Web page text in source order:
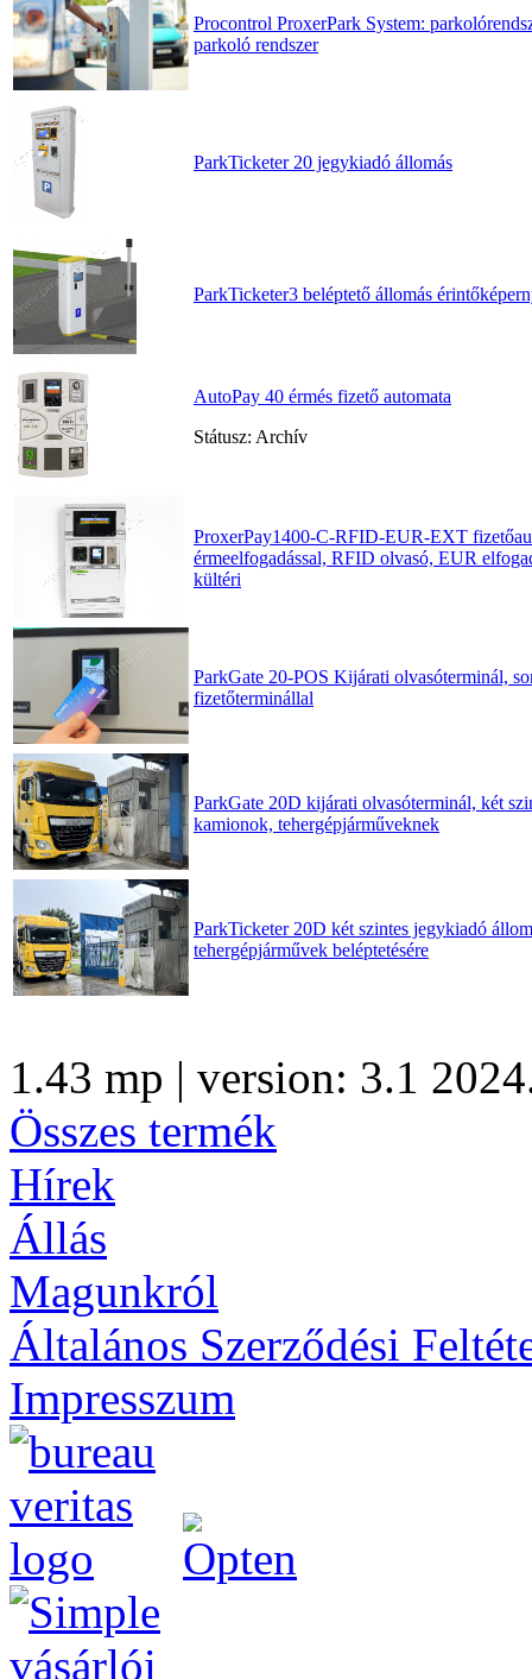
Procontrol ProxerPark System:
parkoló rendszer
ParkTicketer 20 jegykiadó állomás
ParkTicketer3 beléptető állomás
AutoPay 40 érmés fizető automata
Státusz: Archív
ProxerPay1400-C-RFID-EUR-EXT
érmeelfogadással, RFID olvasó, EUR
kültéri
ParkGate 20-POS Kijárati olvasóterminál,
fizetőterminállal
ParkGate 20D kijárati olvasóterminál, két
kamionok, tehergépjárműveknek
ParkTicketer 20D két szintes jegykiadó
tehergépjárművek beléptetésére
1.43 mp | version: 3.1
Összes termék
Hírek
Állás
Magunkról
Általános Szerződési
Impresszum